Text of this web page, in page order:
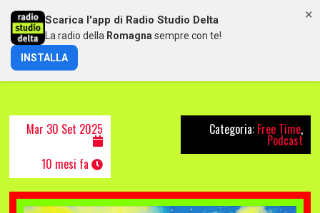
FREETIME DEL 30/09/2025
Mar 30 Set 2025
10 mesi fa
Categoria: Free Time,
Podcast
×
Scarica l'app di Radio Studio Delta
La radio della Romagna sempre con te!
INSTALLA